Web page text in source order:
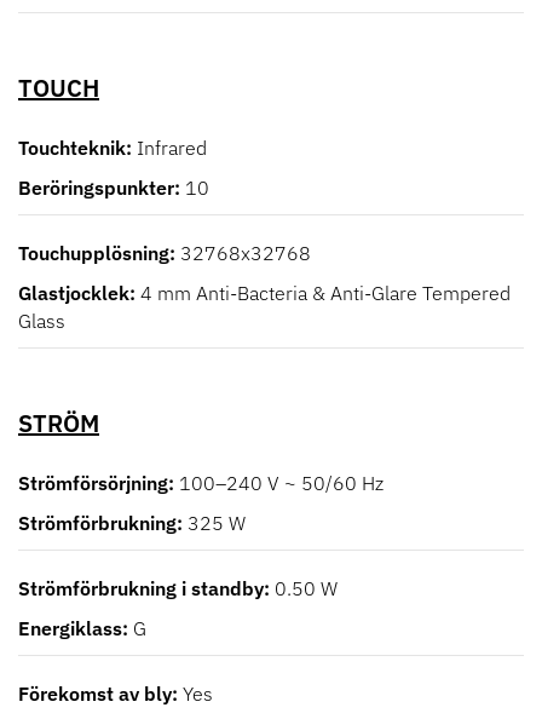
TOUCH
Touchteknik Infrared
Beröringspunkter 10
Touchupplösning 32768x32768
Glastjocklek 4 mm Anti-Bacteria & Anti-Glare Tempered
Glass
STRÖM
Strömförsörjning 100–240 V ~ 50/60 Hz
Strömförbrukning 325 W
Strömförbrukning i standby 0.50 W
Energiklass G
Förekomst av bly Yes